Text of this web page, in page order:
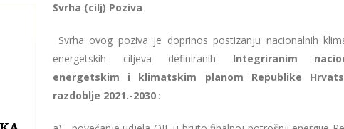
Svrha (cilj) Poziva
Svrha ovog poziva je doprinos postizanju nacionalnih
energetskih ciljeva definiranih Integriranim
energetskim i klimatskim planom Republike
razdoblje 2021.-2030.: